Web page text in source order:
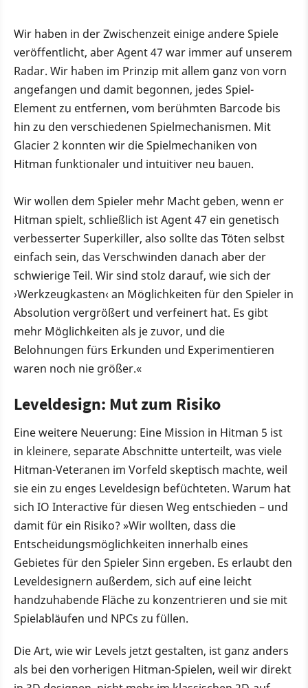
Wir haben in der Zwischenzeit einige andere Spiele
veröffentlicht, aber Agent 47 war immer auf unserem
Radar. Wir haben im Prinzip mit allem ganz von vorn
angefangen und damit begonnen, jedes Spiel-
Element zu entfernen, vom berühmten Barcode bis
hin zu den verschiedenen Spielmechanismen. Mit
Glacier 2 konnten wir die Spielmechaniken von
Hitman funktionaler und intuitiver neu bauen.
Wir wollen dem Spieler mehr Macht geben, wenn er
Hitman spielt, schließlich ist Agent 47 ein genetisch
verbesserter Superkiller, also sollte das Töten selbst
einfach sein, das Verschwinden danach aber der
schwierige Teil. Wir sind stolz darauf, wie sich der
›Werkzeugkasten‹ an Möglichkeiten für den Spieler in
Absolution vergrößert und verfeinert hat. Es gibt
mehr Möglichkeiten als je zuvor, und die
Belohnungen fürs Erkunden und Experimentieren
waren noch nie größer.«
Leveldesign: Mut zum Risiko
Eine weitere Neuerung: Eine Mission in Hitman 5 ist
in kleinere, separate Abschnitte unterteilt, was viele
Hitman-Veteranen im Vorfeld skeptisch machte, weil
sie ein zu enges Leveldesign befüchteten. Warum hat
sich IO Interactive für diesen Weg entschieden – und
damit für ein Risiko? »Wir wollten, dass die
Entscheidungsmöglichkeiten innerhalb eines
Gebietes für den Spieler Sinn ergeben. Es erlaubt den
Leveldesignern außerdem, sich auf eine leicht
handzuhabende Fläche zu konzentrieren und sie mit
Spielabläufen und NPCs zu füllen.
Die Art, wie wir Levels jetzt gestalten, ist ganz anders
als bei den vorherigen Hitman-Spielen, weil wir direkt